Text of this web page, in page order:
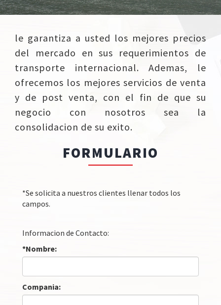
le garantiza a usted los mejores precios
del mercado en sus requerimientos de
transporte internacional. Ademas, le
ofrecemos los mejores servicios de venta
y de post venta, con el fin de que su
negocio con nosotros sea la
consolidacion de su exito.
FORMULARIO
*Se solicita a nuestros clientes llenar todos los
campos.
Informacion de Contacto:
*Nombre:
Compania: